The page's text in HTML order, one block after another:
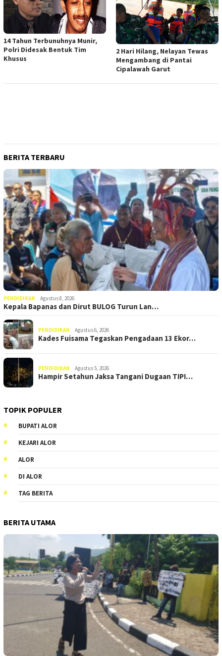
14 Tahun Terbunuhnya Munir,
Polri Didesak Bentuk Tim
Khusus
2 Hari Hilang, Nelayan Tewas
Mengambang di Pantai
Cipalawah Garut
BERITA TERBARU
PENDIDIKAN Agustus 8, 2026
Kepala Bapanas dan Dirut BULOG Turun Lan…
PENDIDIKAN Agustus 6, 2026
Kades Fuisama Tegaskan Pengadaan 13 Ekor…
PENDIDIKAN Agustus 5, 2026
Hampir Setahun Jaksa Tangani Dugaan TIPI…
TOPIK POPULER
BUPATI ALOR
KEJARI ALOR
ALOR
DI ALOR
TAG BERITA
BERITA UTAMA